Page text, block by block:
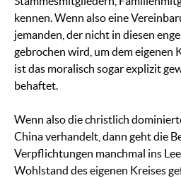
kennen. Wenn also eine
jemanden, der nicht in diesen
gebrochen wird, um dem eigenen
ist das moralisch sogar explizit
behaftet.
Wenn also die christlich
China verhandelt, dann geht die
Verpflichtungen manchmal ins
Wohlstand des eigenen Kreises